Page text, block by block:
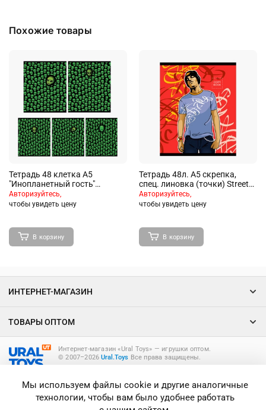
Похожие товары
Тетрадь 48 клетка А5
"Инопланетный гость"
скрепка S премиум
4+4+ламинация+УФ
Авторизуйтесь,
чтобы увидеть цену
В корзину
Тетрадь 48л. А5 скрепка,
спец. линовка (точки) Street
Team. 4
Авторизуйтесь,
чтобы увидеть цену
В корзину
Интернет-магазин «Ural Toys» ― игрушки оптом.
© 2007–2026Ural.Toys Все права защищены.
ИНТЕРНЕТ-МАГАЗИН
ТОВАРЫ ОПТОМ
Мы используем файлы cookie и другие аналогичные
технологии, чтобы вам было удобнее работать